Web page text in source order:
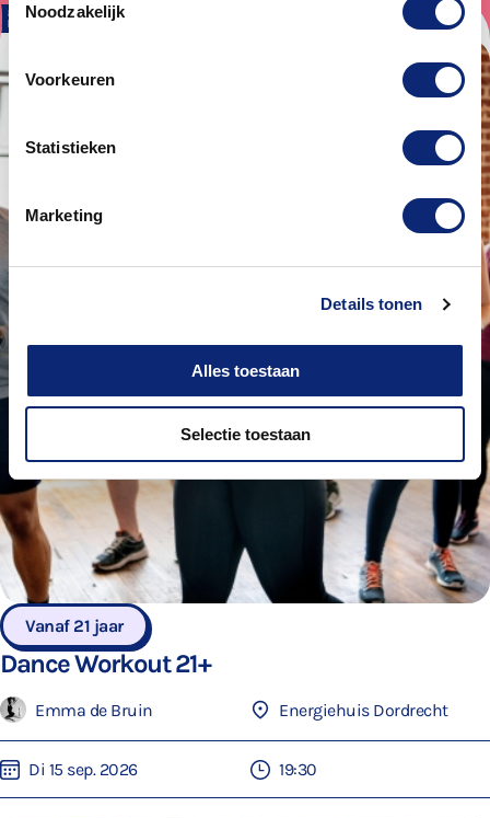
Noodzakelijk
Voorkeuren
Statistieken
Marketing
Details tonen
Alles toestaan
Selectie toestaan
Bekijk ook
Vanaf 21 jaar
Dance Workout 21+
Emma de Bruin Energiehuis Dordrecht
Di 15 sep. 2026 19:30